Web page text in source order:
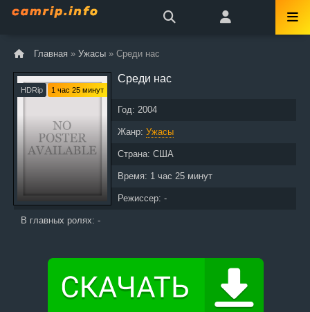
Главная » Ужасы » Среди нас
HDRip 1 час 25 минут
Среди нас
Год: 2004
Жанр: Ужасы
Страна: США
Время: 1 час 25 минут
Режиссер: -
В главных ролях: -